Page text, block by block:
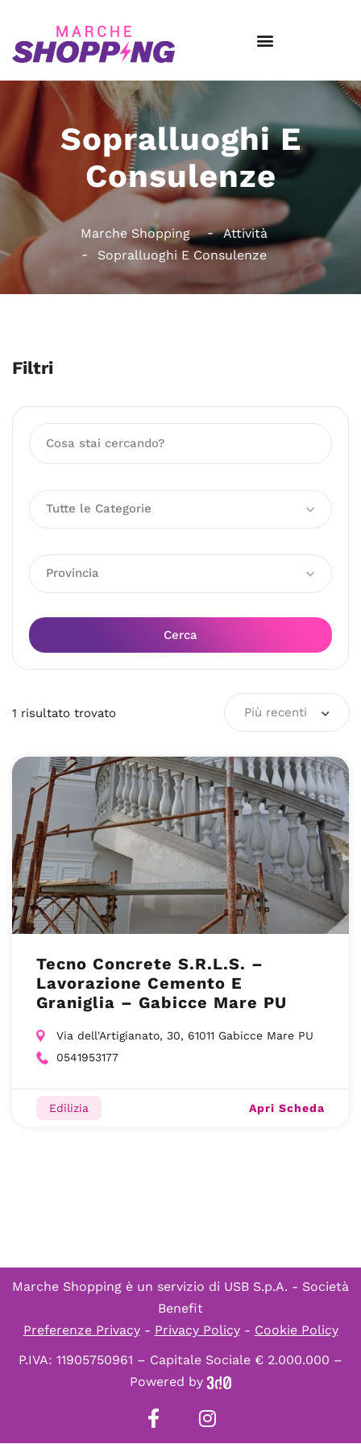
Sopralluoghi E
Consulenze
Marche Shopping
Attività
Sopralluoghi E Consulenze
Filtri
Tutte le Categorie
Provincia
Cerca
1 risultato trovato Più recenti
Tecno Concrete S.R.L.S. –
Lavorazione Cemento E
Graniglia – Gabicce Mare PU
Via dell'Artigianato, 30, 61011 Gabicce Mare PU
0541953177
Edilizia Apri Scheda
Marche Shopping è un servizio di USB S.p.A. - Società
Benefit
Preferenze Privacy- Privacy Policy- Cookie Policy
P.IVA: 11905750961 – Capitale Sociale € 2.000.000 –
Powered by